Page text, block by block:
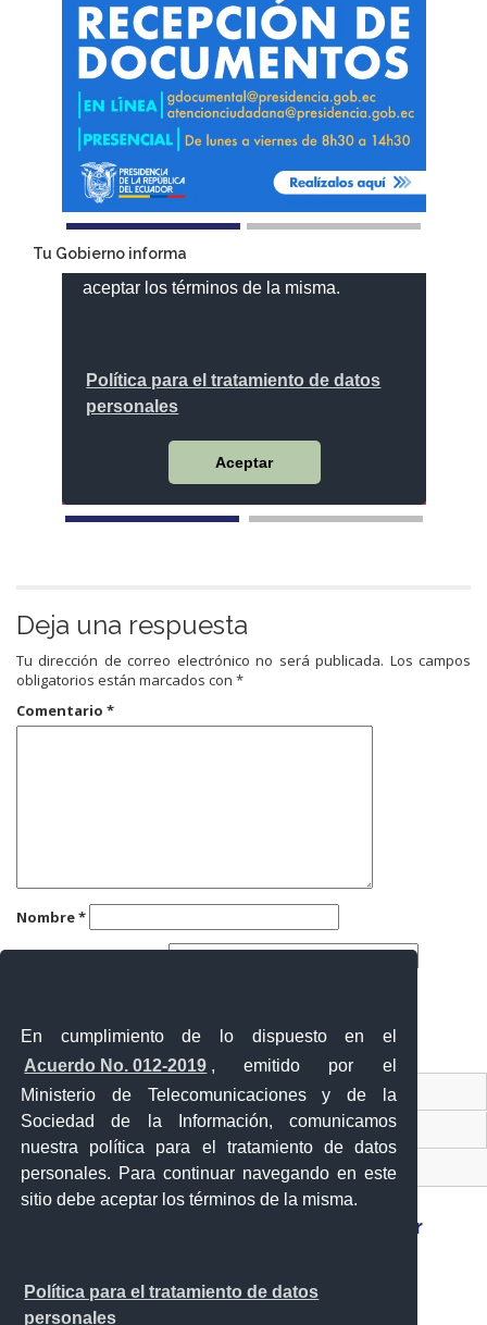
En cumplimiento de lo dispuesto en el
Acuerdo No. 012-2019 , emitido por el
Ministerio de Telecomunicaciones y de la
Sociedad de la Información, comunicamos
nuestra política para el tratamiento de datos
personales. Para continuar navegando en este
sitio debe aceptar los términos de la misma.
Política para el tratamiento de datos
personales
Tu Gobierno informa
Deja una respuesta
Tu dirección de correo electrónico no será publicada. Los campos
obligatorios están marcados con *
Comentario *
Nombre*
Correo electrónico*
Contacto Ciudadano
Ventanilla Única de Comercio Exterior
Sistema Nacional de Información (SNI)
Sánchez y Cifuentes y Juan de Velasco esquina,
Ibarra - Ecuador